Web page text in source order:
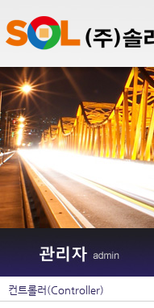
컨트롤러(Controller)